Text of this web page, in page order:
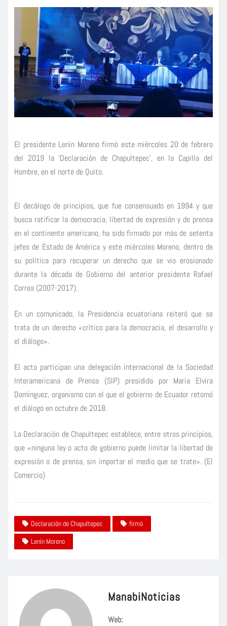
El presidente Lenín Moreno firmó este miércoles 20 de febrero
del 2019 la ‘Declaración de Chapultepec’, en la Capilla del
Hombre, en el norte de Quito.
El decálogo de principios, que fue consensuado en 1994 y que
busca ratificar la democracia, libertad de expresión y de prensa
en el continente americano, ha sido firmado por más de setenta
jefes de Estado de América y este miércoles Moreno, dentro de
su política para recuperar un derecho que se vio erosionado
durante la década de Gobierno del anterior presidente Rafael
Correa (2007-2017).
En un comunicado, la Presidencia ecuatoriana reiteró que se
trata de un derecho «crítico para la democracia, el desarrollo y
el diálogo».
El acto participan una delegación internacional de la Sociedad
Interamericana de Prensa (SIP) presidida por María Elvira
Domínguez, organismo con el que el gobierno de Ecuador retomó
el diálogo en octubre de 2018.
La Declaración de Chapultepec establece, entre otros principios,
que «ninguna ley o acto de gobierno puede limitar la libertad de
expresión o de prensa, sin importar el medio que se trate». (El
Comercio)
Declaración de Chapultepec
firmó
Lenín Moreno
ManabiNoticias
Web: